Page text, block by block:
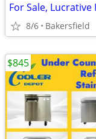
For Sale,
8/6 Bakersfield
$845